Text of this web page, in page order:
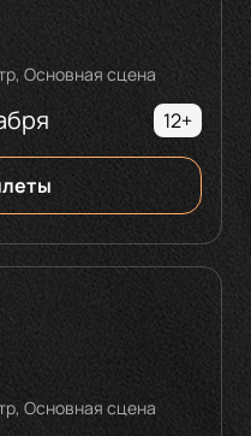
Основная сцена
12+
Основная сцена